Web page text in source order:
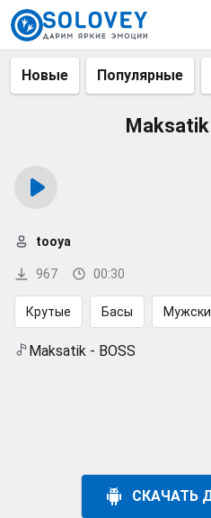
Новые Популярные
Maksatik
967 00:30
tooya
Крутые Басы
Maksatik - BOSS
СКАЧАТЬ